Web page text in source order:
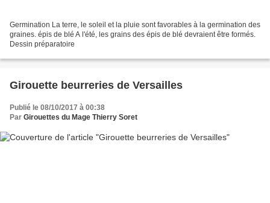
Germination La terre, le soleil et la pluie sont favorables à la germination des
graines. épis de blé A l'été, les grains des épis de blé devraient être formés.
Dessin préparatoire
Girouette beurreries de Versailles
Publié le 08/10/2017 à 00:38
Par Girouettes du Mage Thierry Soret